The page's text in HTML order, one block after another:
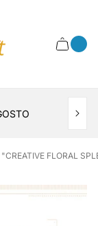
Cassetto
"CREATIVE FLORAL